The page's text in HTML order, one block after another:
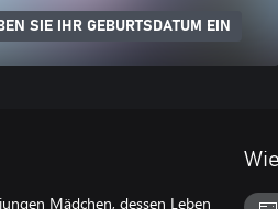
SIE IHR GEBURTSDATUM EIN
Mädchen, dessen Leben